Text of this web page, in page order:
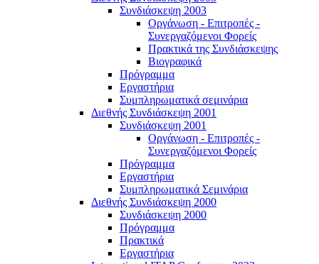
Συνδιάσκεψη 2003
Οργάνωση - Επιτροπές -
Συνεργαζόμενοι Φορείς
Πρακτικά της Συνδιάσκεψης
Βιογραφικά
Πρόγραμμα
Εργαστήρια
Συμπληρωματικά σεμινάρια
Διεθνής Συνδιάσκεψη 2001
Συνδιάσκεψη 2001
Οργάνωση - Επιτροπές -
Συνεργαζόμενοι Φορείς
Πρόγραμμα
Εργαστήρια
Συμπληρωματικά Σεμινάρια
Διεθνής Συνδιάσκεψη 2000
Συνδιάσκεψη 2000
Πρόγραμμα
Πρακτικά
Εργαστήρια